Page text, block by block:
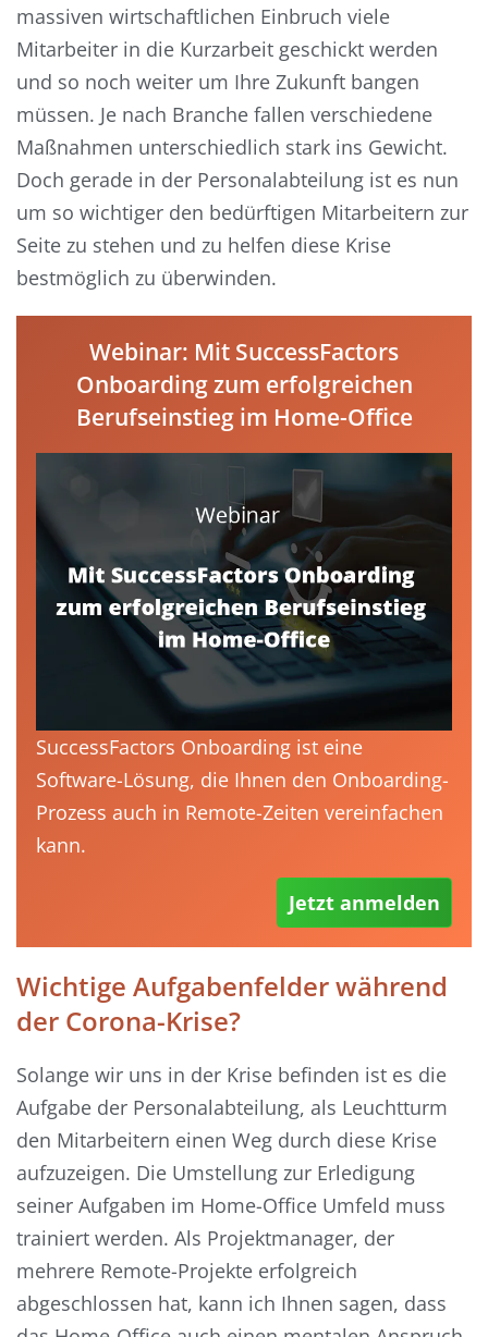
massiven wirtschaftlichen Einbruch viele
Mitarbeiter in die Kurzarbeit geschickt werden
und so noch weiter um Ihre Zukunft bangen
müssen. Je nach Branche fallen verschiedene
Maßnahmen unterschiedlich stark ins Gewicht.
Doch gerade in der Personalabteilung ist es nun
um so wichtiger den bedürftigen Mitarbeitern zur
Seite zu stehen und zu helfen diese Krise
bestmöglich zu überwinden.
Webinar: Mit SuccessFactors
Onboarding zum erfolgreichen
Berufseinstieg im Home-Office
SuccessFactors Onboarding ist eine
Software-Lösung, die Ihnen den Onboarding-
Prozess auch in Remote-Zeiten vereinfachen
kann.
Jetzt anmelden
Wichtige Aufgabenfelder während
der Corona-Krise?
Solange wir uns in der Krise befinden ist es die
Aufgabe der Personalabteilung, als Leuchtturm
den Mitarbeitern einen Weg durch diese Krise
aufzuzeigen. Die Umstellung zur Erledigung
seiner Aufgaben im Home-Office Umfeld muss
trainiert werden. Als Projektmanager, der
mehrere Remote-Projekte erfolgreich
abgeschlossen hat, kann ich Ihnen sagen, dass